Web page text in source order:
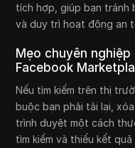
tích hợp, giúp bạn tránh
và duy trì hoạt động an
Mẹo chuyên
Facebook
Nếu tìm kiếm trên thị
buộc bạn phải tải lại,
trình duyệt một cách
tìm kiếm và thiếu kết